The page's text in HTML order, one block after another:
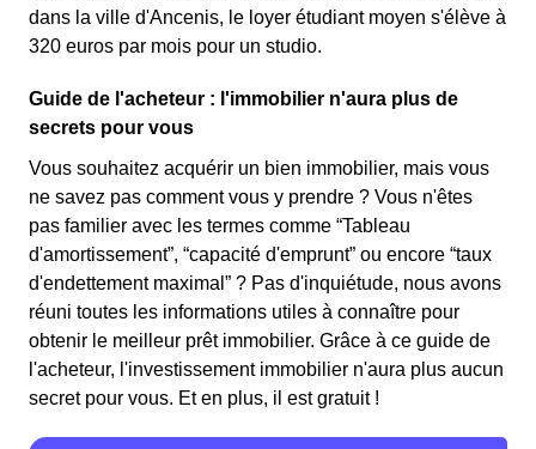
dans la ville d'Ancenis, le loyer étudiant moyen s'élève à
320 euros par mois pour un studio.
Guide de l'acheteur : l'immobilier n'aura plus de
secrets pour vous
Vous souhaitez acquérir un bien immobilier, mais vous
ne savez pas comment vous y prendre ? Vous n'êtes
pas familier avec les termes comme “Tableau
d'amortissement”, “capacité d'emprunt” ou encore “taux
d'endettement maximal” ? Pas d'inquiétude, nous avons
réuni toutes les informations utiles à connaître pour
obtenir le meilleur prêt immobilier. Grâce à ce guide de
l'acheteur, l'investissement immobilier n'aura plus aucun
secret pour vous. Et en plus, il est gratuit !